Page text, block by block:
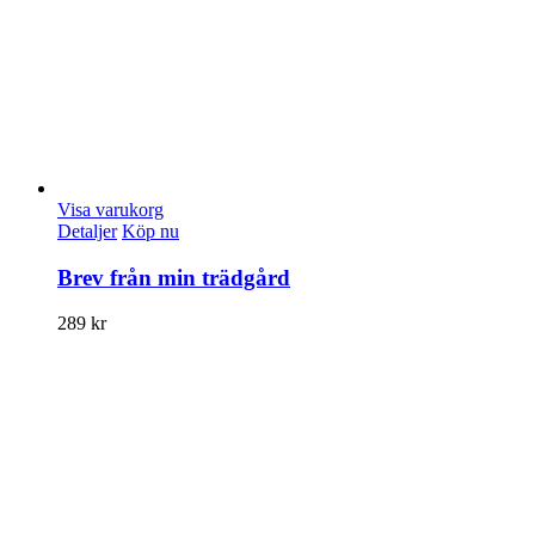
Visa varukorg
Detaljer Köp nu
Brev från min trädgård
289 kr